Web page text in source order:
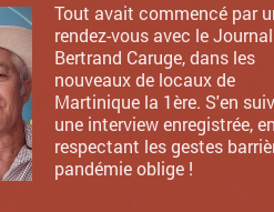
Tout avait commencé par
rendez-vous avec le
Bertrand Caruge, dans les
nouveaux de locaux de
Martinique la 1ère. S'en
une interview enregistrée, en
respectant les gestes
pandémie oblige !